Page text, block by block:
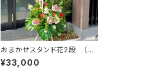
おまかせスタンド花2段 （東
京23区送料無料） #3107
¥33,000